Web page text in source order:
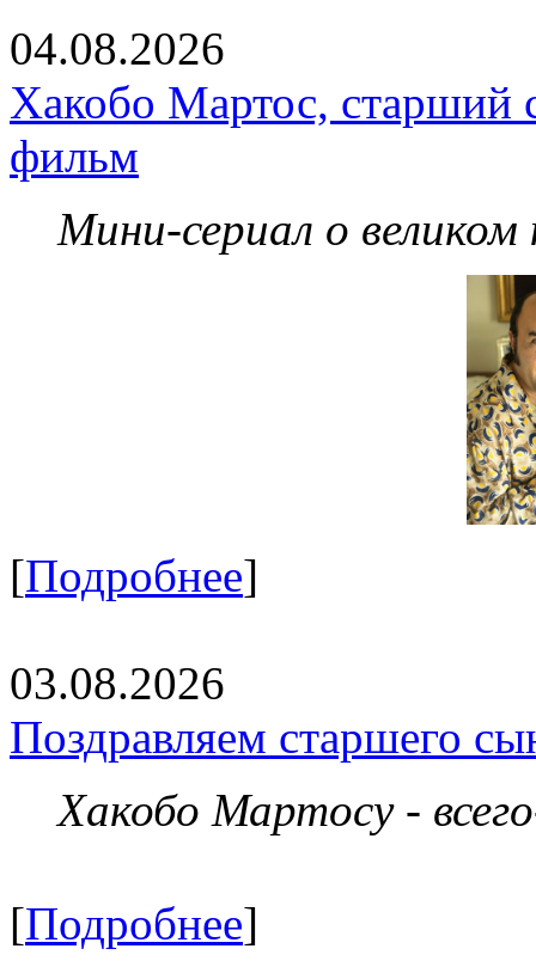
04.08.2026
Хакобо Мартос, старший
фильм
Мини-сериал о великом
[Подробнее]
03.08.2026
Поздравляем старшего
Хакобо Мартосу -
[Подробнее]